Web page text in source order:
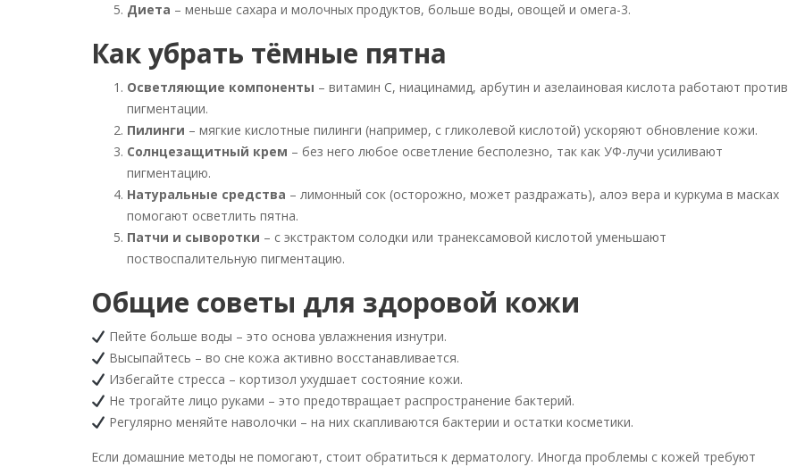
Диета – меньше сахара и молочных продуктов, больше воды, овощей и омега-3.
Как убрать тёмные пятна
Осветляющие компоненты – витамин С, ниацинамид, арбутин и азелаиновая кислота работают против
пигментации.
Пилинги – мягкие кислотные пилинги (например, с гликолевой кислотой) ускоряют обновление кожи.
Солнцезащитный крем – без него любое осветление бесполезно, так как УФ-лучи усиливают
пигментацию.
Натуральные средства – лимонный сок (осторожно, может раздражать), алоэ вера и куркума в масках
помогают осветлить пятна.
Патчи и сыворотки – с экстрактом солодки или транексамовой кислотой уменьшают
поствоспалительную пигментацию.
Общие советы для здоровой кожи
Пейте больше воды – это основа увлажнения изнутри.
Высыпайтесь – во сне кожа активно восстанавливается.
Избегайте стресса – кортизол ухудшает состояние кожи.
Не трогайте лицо руками – это предотвращает распространение бактерий.
Регулярно меняйте наволочки – на них скапливаются бактерии и остатки косметики.
Если домашние методы не помогают, стоит обратиться к дерматологу. Иногда проблемы с кожей требуют